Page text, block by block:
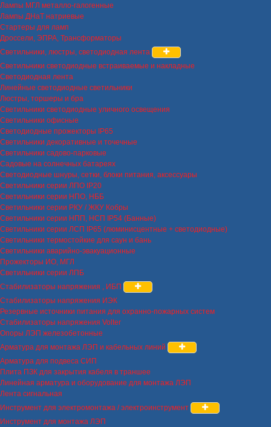
Лампы МГЛ металло-галогенные
Лампы ДНаТ натриевые
Стартеры для ламп
Дроссели, ЭПРА, Трансформаторы
Светильники, люстры, светодиодная лента
Светильники светодиодные встраиваемые и накладные
Светодиодная лента
Линейные светодиодные светильники
Люстры, торшеры и бра
Светильники светодиодные уличного освещения
Светильники офисные
Светодиодные прожекторы IP65
Светильники декоративные и точечные
Светильники садово-парковые
Садовые на солнечных батареях
Светодиодные шнуры, сетки, блоки питания, аксессуары
Светильники серии ЛПО IP20
Светильники серии НПО, НББ
Светильники серии РКУ / ЖКУ Кобры
Светильники серии НПП, НСП IP54 (Банные)
Светильники серии ЛСП IP65 (люминисцентные + светодиодные)
Светильники термостойкие для саун и бань
Светильники аварийно-эвакуационные
Прожекторы ИО, МГЛ
Светильники серии ЛПБ
Стабилизаторы напряжения , ИБП
Стабилизаторы напряжения ИЭК
Резервные источники питания для охранно-пожарных систем
Стабилизаторы напряжения Volter
Опоры ЛЭП железобетонные
Арматура для монтажа ЛЭП и кабельных линий
Арматура для подвеса СИП
Плита ПЗК для закрытия кабеля в траншее
Линейная арматура и оборудование для монтажа ЛЭП
Лента сигнальная
Инструмент для электромонтажа / электроинструмент
Инструмент для монтажа ЛЭП